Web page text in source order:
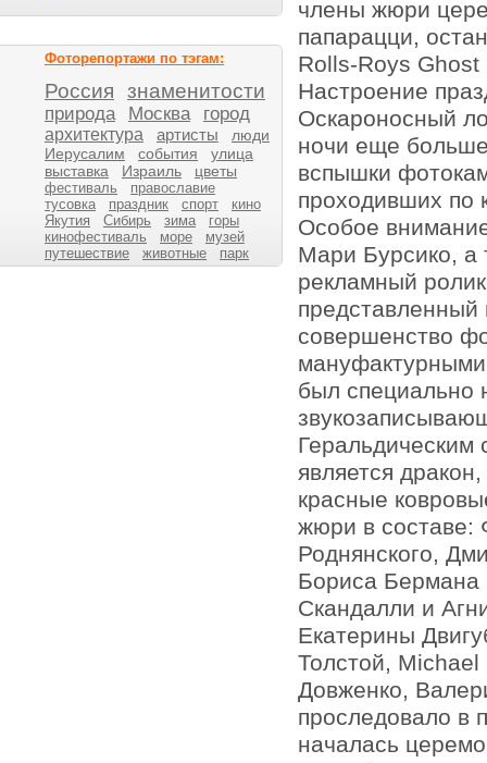
Фоторепортажи по тэгам:
Россия знаменитости
природа Москва город
архитектура артисты
люди
Иерусалим
события
улица
выставка
Израиль цветы
фестиваль
православие
тусовка
праздник спорт
кино
Якутия
Сибирь зима
горы
кинофестиваль
море
музей
путешествие
животные парк
члены жюри
папарацци,
Rolls-Roys
Настроение
Оскароносный
ночи еще
вспышки
проходивших по
Особое
Мари Бурсико, а
рекламный
совершенство
мануфактурными
был специально
является
красные
жюри в составе:
Роднянского,
Бориса
Скандалли и
Екатерины
Толстой,
Довженко,
проследовало в
началась